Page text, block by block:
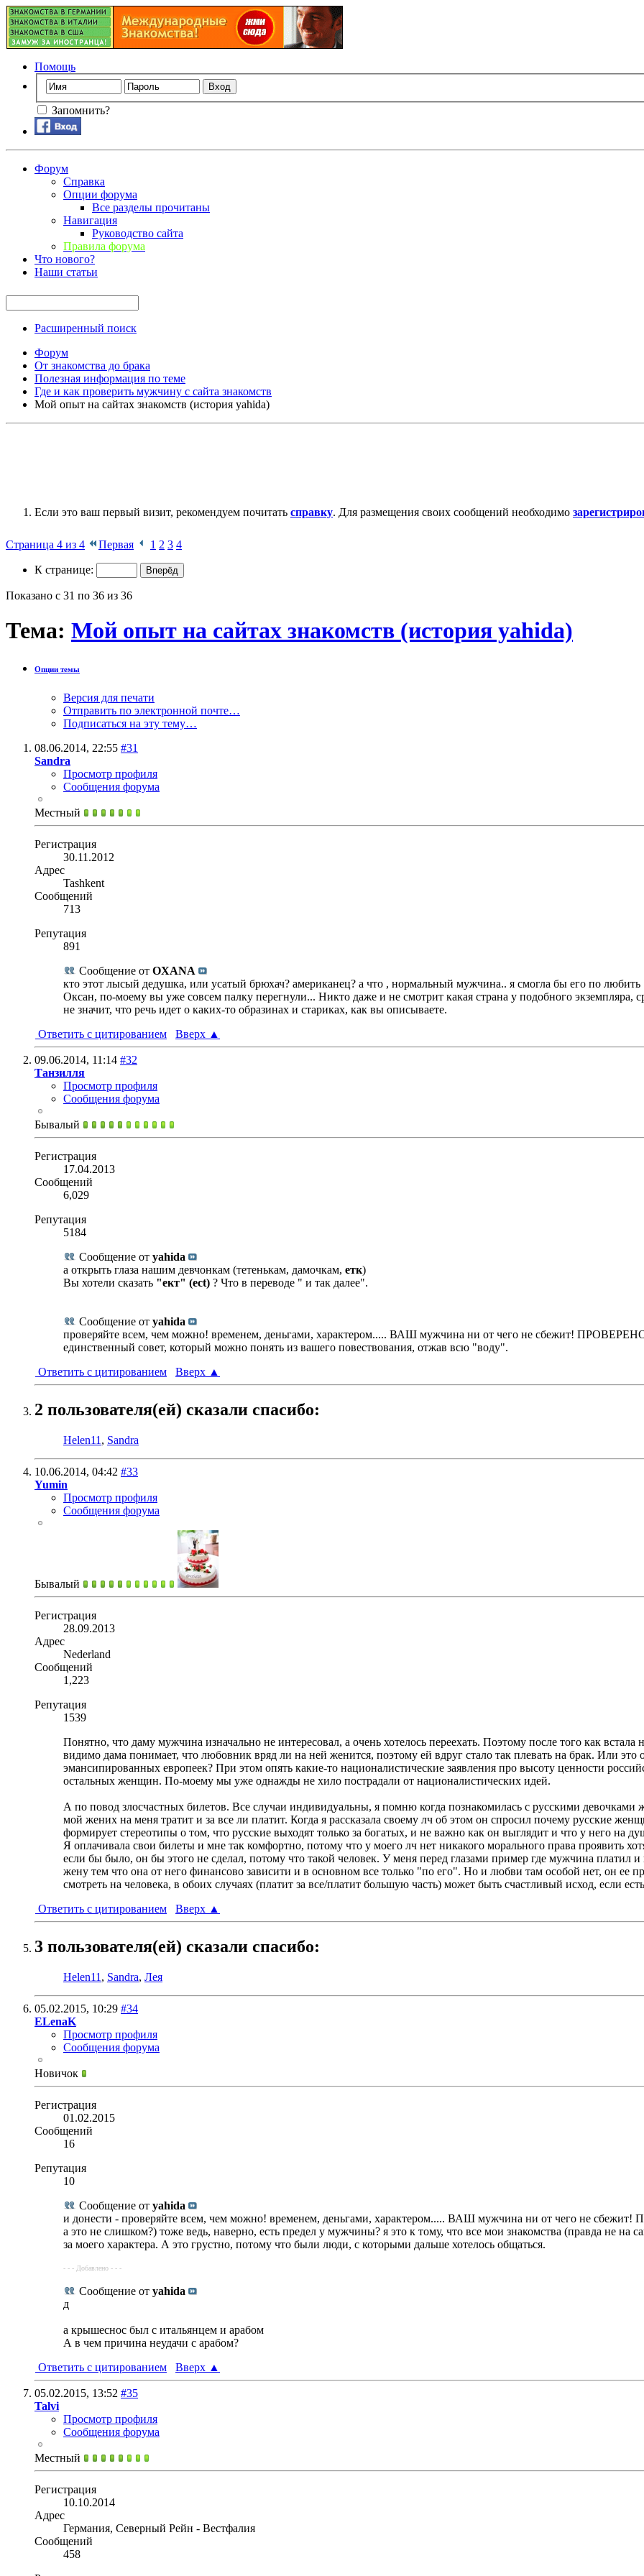
Помощь
Запомнить?
Форум
Справка
Опции форума
Все разделы прочитаны
Навигация
Руководство сайта
Правила форума
Что нового?
Наши статьи
Расширенный поиск
Форум
От знакомства до брака
Полезная информация по теме
Где и как проверить мужчину с сайта знакомств
Мой опыт на сайтах знакомств (история yahida)
Если это ваш первый визит, рекомендуем почитать справку. Для размещения своих сообщений необходимо
Страница 4 из 4 Первая 1 2 3 4
К странице:
Показано с 31 по 36 из 36
Тема: Мой опыт на сайтах знакомств (история yahida)
Опции темы
Версия для печати
Отправить по электронной почте…
Подписаться на эту тему…
08.06.2014, 22:55 #31
Sandra
Просмотр профиля
Сообщения форума
Местный
Регистрация
30.11.2012
Адрес
Tashkent
Сообщений
713
Репутация
891
Сообщение от OXANA
кто этот лысый дедушка, или усатый брюхач? американец? а что , нормальный мужчина.. я смогла бы его по любить
Оксан, по-моему вы уже совсем палку перегнули... Никто даже и не смотрит какая страна у подобного экземпляра,
не значит, что речь идет о каких-то образинах и стариках, как вы описываете.
Ответить с цитированием
Вверх ▲
09.06.2014, 11:14 #32
Танзилля
Просмотр профиля
Сообщения форума
Бывалый
Регистрация
17.04.2013
Сообщений
6,029
Репутация
5184
Сообщение от yahida
а открыть глаза нашим девчонкам (тетенькам, дамочкам, етк)
Вы хотели сказать "ект" (ect) ? Что в переводе " и так далее".
Сообщение от yahida
проверяйте всем, чем можно! временем, деньгами, характером..... ВАШ мужчина ни от чего не сбежит!
единственный совет, который можно понять из вашего повествования, отжав всю "воду".
Ответить с цитированием
Вверх ▲
2 пользователя(ей) сказали cпасибо:
Helen11 , Sandra
10.06.2014, 04:42 #33
Yumin
Просмотр профиля
Сообщения форума
Бывалый
Регистрация
28.09.2013
Адрес
Nederland
Сообщений
1,223
Репутация
1539
Понятно, что даму мужчина изначально не интересовал, а очень хотелось переехать. Поэтому после того как
видимо дама понимает, что любовник вряд ли на ней женится, поэтому ей вдруг стало так плевать на брак. Или это
эмансипированных европеек? При этом опять какие-то националистические заявления про высоту ценности
остальных женщин. По-моему мы уже однажды не хило пострадали от националистических идей.
А по повод злосчастных билетов. Все случаи индивидуальны, я помню когда познакомилась с русскими
мой жених на меня тратит и за все ли платит. Когда я рассказала своему лч об этом он спросил почему русские
формирует стереотипы о том, что русские выходят только за богатых, и не важно как он выглядит и что у него на
Я оплачивала свои билеты и мне так комфортно, потому что у моего лч нет никакого морального права проявить
если бы было, он бы этого не сделал, потому что такой человек. У меня перед глазами пример где мужчина платил и
жену тем что она от него финансово зависити и в основном все только "по его". Но и любви там особой нет, он
смотреть на человека, в обоих случаях (платит за все/платит большую часть) может быть счастливый исход, если
Ответить с цитированием
Вверх ▲
3 пользователя(ей) сказали cпасибо:
Helen11 , Sandra, Лея
05.02.2015, 10:29 #34
ELenaK
Просмотр профиля
Сообщения форума
Новичок
Регистрация
01.02.2015
Сообщений
16
Репутация
10
Сообщение от yahida
и донести - проверяйте всем, чем можно! временем, деньгами, характером..... ВАШ мужчина ни от чего не
а это не слишком?) тоже ведь, наверно, есть предел у мужчины? я это к тому, что все мои знакомства (правда не на
за моего характера. А это грустно, потому что были люди, с которыми дальше хотелось общаться.
- - - Добавлено - - -
Сообщение от yahida
д
а крышеснос был с итальянцем и арабом
А в чем причина неудачи с арабом?
Ответить с цитированием
Вверх ▲
05.02.2015, 13:52 #35
Talvi
Просмотр профиля
Сообщения форума
Местный
Регистрация
10.10.2014
Адрес
Германия, Северный Рейн - Вестфалия
Сообщений
458